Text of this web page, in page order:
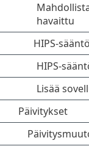
havaittu
HIPS-
HIPS-
Lisää
Päivitykset